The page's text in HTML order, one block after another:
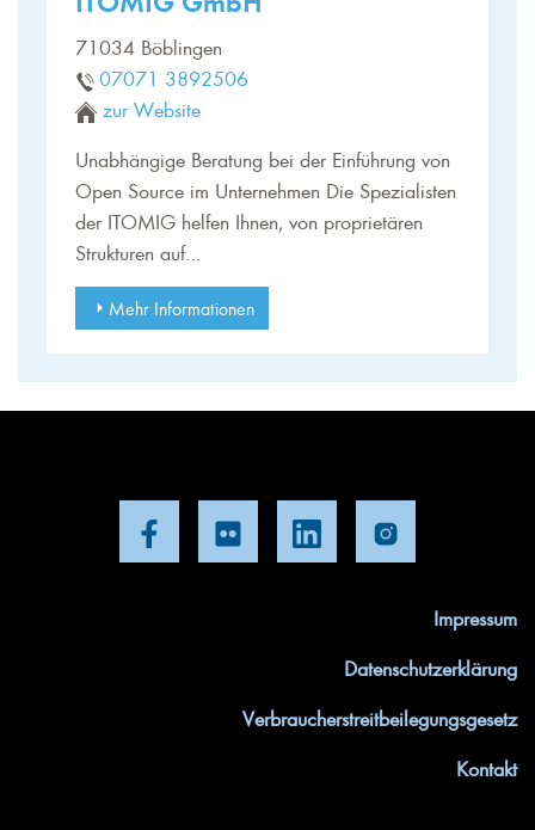
Unabhängige Beratung bei der Einführung von
Open Source im Unternehmen Die Spezialisten
der ITOMIG helfen Ihnen, von proprietären
Strukturen auf…
Mehr Informationen
71034 Böblingen
07071 3892506
zur Website
Impressum
Datenschutzerklärung
Verbraucherstreitbeilegungsgesetz
Kontakt